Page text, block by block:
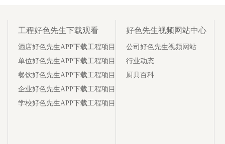
工程好色先生下载观看
酒店好色先生APP下载工程项目
单位好色先生APP下载工程项目
餐饮好色先生APP下载工程项目
企业好色先生APP下载工程项目
学校好色先生APP下载工程项目
好色先生视频网站中心
公司好色先生视频网站
行业动态
厨具百科